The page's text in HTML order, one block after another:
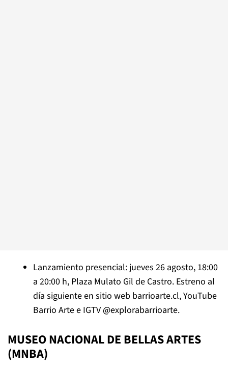
Lanzamiento presencial: jueves 26 agosto, 18:00
a 20:00 h, Plaza Mulato Gil de Castro. Estreno al
día siguiente en sitio web barrioarte.cl, YouTube
Barrio Artee IGTV@explorabarrioarte.
MUSEO NACIONAL DE BELLAS ARTES
(MNBA)